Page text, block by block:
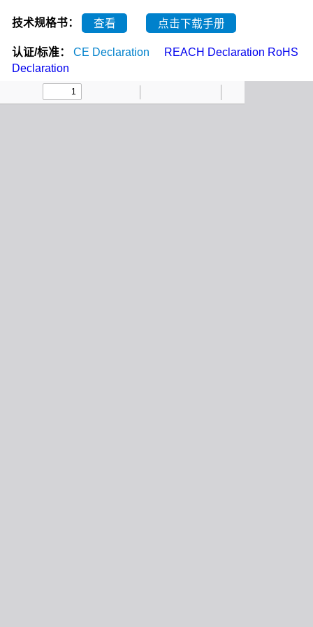
技术规格书： 查看 点击下载手册
认证/标准： CE Declaration REACH Declaration RoHS
Declaration